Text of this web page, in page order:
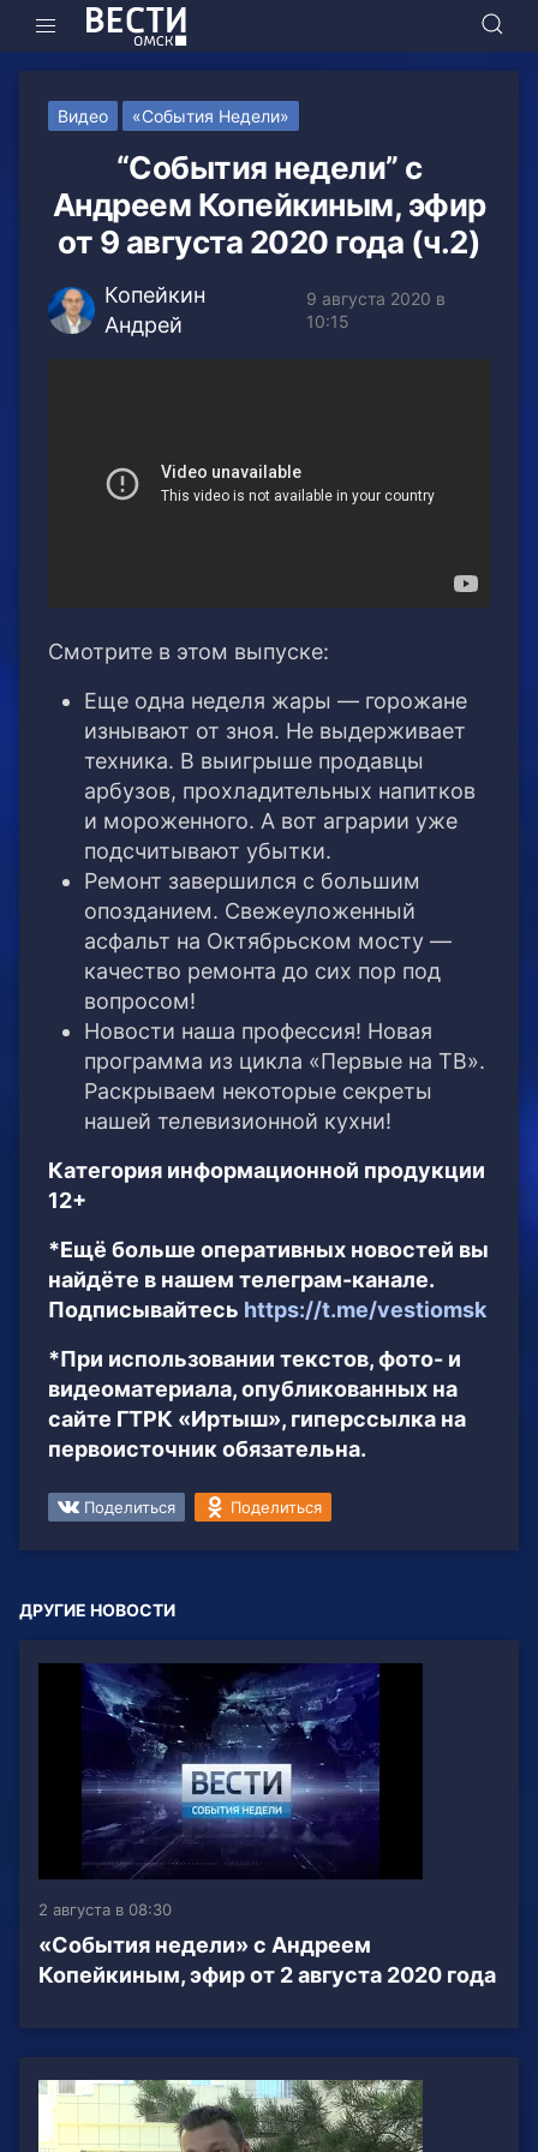
Видео «События Недели»
“События недели” с
Андреем Копейкиным, эфир
от 9 августа 2020 года (ч.2)
Копейкин
Андрей
9 августа 2020 в
10:15
Смотрите в этом выпуске:
Еще одна неделя жары — горожане
изнывают от зноя. Не выдерживает
техника. В выигрыше продавцы
арбузов, прохладительных напитков
и мороженного. А вот аграрии уже
подсчитывают убытки.
Ремонт завершился с большим
опозданием. Свежеуложенный
асфальт на Октябрьском мосту —
качество ремонта до сих пор под
вопросом!
Новости наша профессия! Новая
программа из цикла «Первые на ТВ».
Раскрываем некоторые секреты
нашей телевизионной кухни!
Категория информационной продукции
12+
*Ещё больше оперативных новостей вы
найдёте в нашем телеграм-канале.
Подписывайтесь https://t.me/vestiomsk
*При использовании текстов, фото- и
видеоматериала, опубликованных на
сайте ГТРК «Иртыш», гиперссылка на
первоисточник обязательна.
Поделиться Поделиться
ДРУГИЕ НОВОСТИ
2 августа в 08:30
«События недели» с Андреем
Копейкиным, эфир от 2 августа 2020 года